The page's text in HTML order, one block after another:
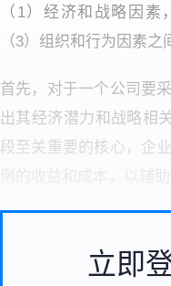
（1）经济和战略因
（3）组织和行为因素之
首先，对于一个公司要
出其经济潜力和战略相
段至关重要的核心，企
立即